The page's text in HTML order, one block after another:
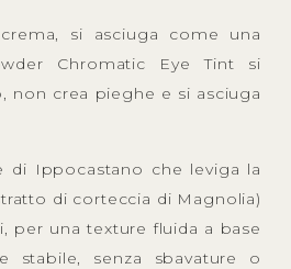
si asciuga come una
Chromatic Eye Tint si
non crea pieghe e si asciuga
di Ippocastano che leviga la
di corteccia di Magnolia)
per una texture fluida a base
stabile, senza sbavature o